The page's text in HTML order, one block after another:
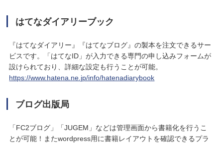
はてなダイアリーブック
『はてなダイアリー』『はてなブログ』の製本を注文できるサー
ビスです。「はてなID」が入力できる専門の申し込みフォームが
設けられており、詳細な設定も行うことが可能。
https://www.hatena.ne.jp/info/hatenadiarybook
ブログ出版局
「FC2ブログ」「JUGEM」などは管理画面から書籍化を行うこ
とが可能！またwordpress用に書籍レイアウトを確認できるプラ